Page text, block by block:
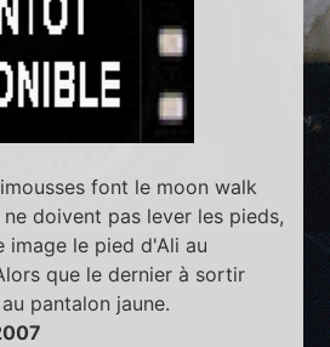
font le moon walk
doivent pas lever les pieds,
image le pied d'Ali au
que le dernier à sortir
pantalon jaune.